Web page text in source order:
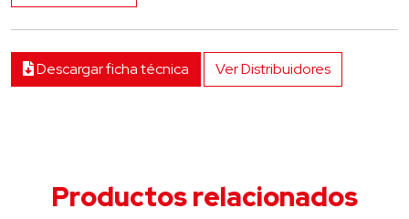
Descargar ficha técnica Ver Distribuidores
Productos relacionados